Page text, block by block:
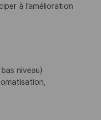
à l’amélioration
niveau)